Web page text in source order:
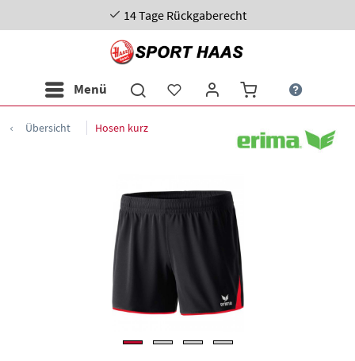
14 Tage Rückgaberecht
Menü
Übersicht Hosen kurz